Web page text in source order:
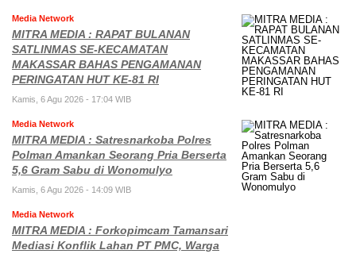
Media Network
MITRA MEDIA : RAPAT BULANAN
SATLINMAS SE-KECAMATAN
MAKASSAR BAHAS PENGAMANAN
PERINGATAN HUT KE-81 RI
Kamis, 6 Agu 2026 - 17:04 WIB
Media Network
MITRA MEDIA : Satresnarkoba Polres
Polman Amankan Seorang Pria Berserta
5,6 Gram Sabu di Wonomulyo
Kamis, 6 Agu 2026 - 14:09 WIB
Media Network
MITRA MEDIA : Forkopimcam Tamansari
Mediasi Konflik Lahan PT PMC, Warga